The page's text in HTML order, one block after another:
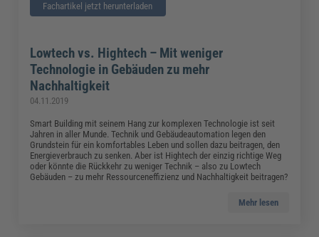
Fachartikel jetzt herunterladen
Lowtech vs. Hightech – Mit weniger
Technologie in Gebäuden zu mehr
Nachhaltigkeit
04.11.2019
Smart Building mit seinem Hang zur komplexen Technologie ist seit
Jahren in aller Munde. Technik und Gebäudeautomation legen den
Grundstein für ein komfortables Leben und sollen dazu beitragen, den
Energieverbrauch zu senken. Aber ist Hightech der einzig richtige Weg
oder könnte die Rückkehr zu weniger Technik – also zu Lowtech
Gebäuden – zu mehr Ressourceneffizienz und Nachhaltigkeit beitragen?
Mehr lesen